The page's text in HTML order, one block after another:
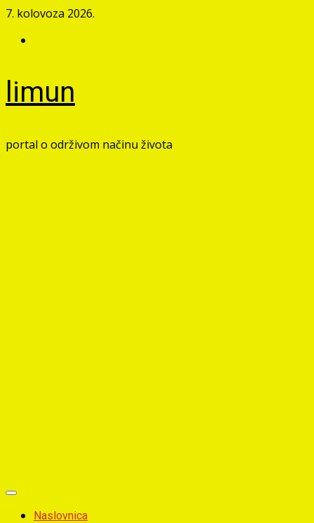
Skip
content
7. kolovoza 2026.
limun
portal o održivom načinu života
Primary
MenuNaslovnica